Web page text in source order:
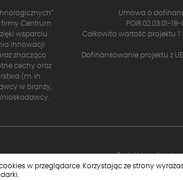
firmy Centrum
wsparciu
innowacji
znacząco
cechy oraz
(m. in.
w branży,
Umowa o
POIR.02.03.01-
Całkowita wartość projektu 1
Dofinansowanie projektu z UE
Projekt i realizacja:
w przeglądarce. Korzystając ze strony